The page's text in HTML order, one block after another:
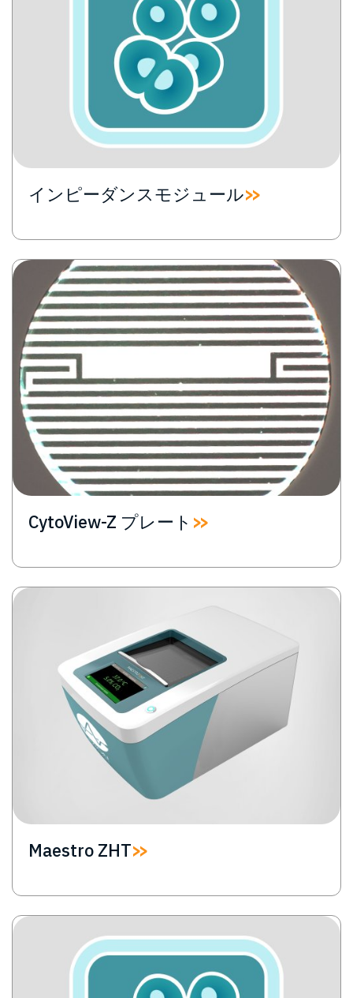
インピーダンスモジュール
Image
CytoView-Z プレート
Image
Maestro ZHT
Image